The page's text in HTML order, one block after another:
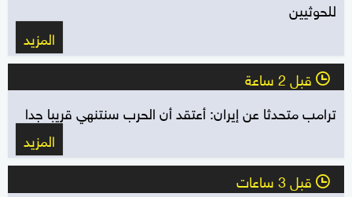
للحوثيين
المزيد
l قبل 2 ساعة
ترامب متحدثا عن إيران: أعتقد أن الحرب سنتنهي قريبا جدا
المزيد
l قبل 3 ساعات